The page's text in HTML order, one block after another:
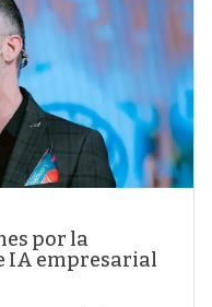
por la
IA empresarial